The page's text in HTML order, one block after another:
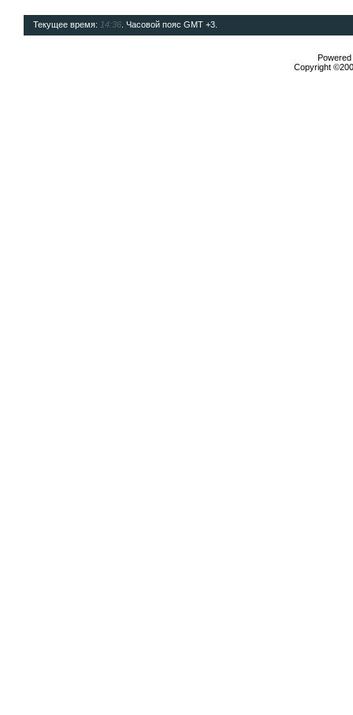
Текущее время: 14:36 . Часовой пояс GMT +3.
Copyright